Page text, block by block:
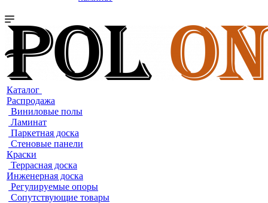
Каталог
Распродажа
Виниловые полы
Ламинат
Паркетная доска
Стеновые панели
Краски
Террасная доска
Инженерная доска
Регулируемые опоры
Сопутствующие товары